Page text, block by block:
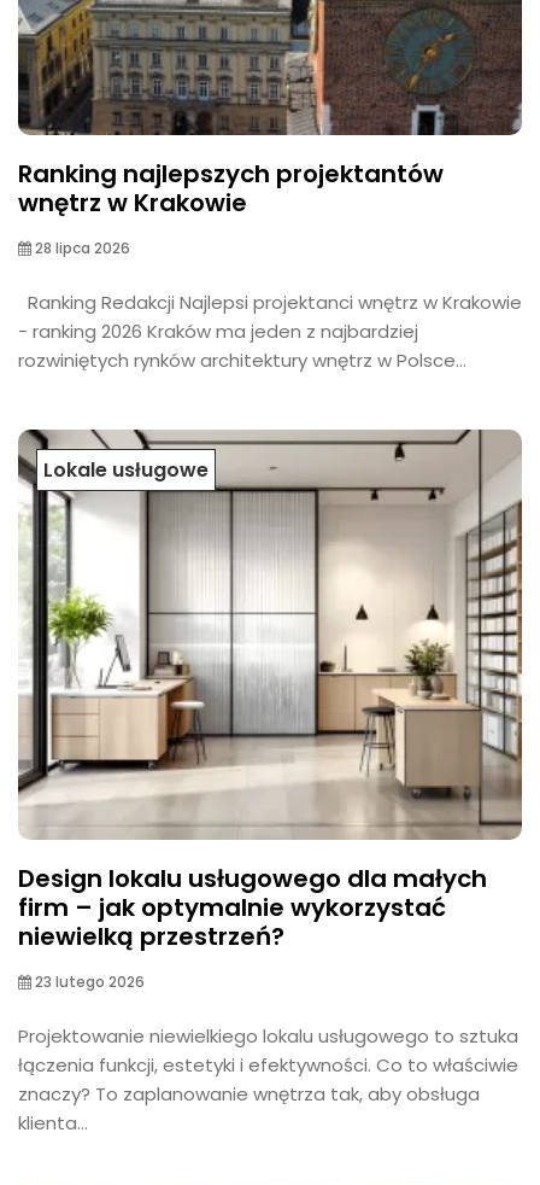
Ranking najlepszych projektantów
wnętrz w Krakowie
28 lipca 2026
Ranking Redakcji Najlepsi projektanci wnętrz w Krakowie
- ranking 2026 Kraków ma jeden z najbardziej
rozwiniętych rynków architektury wnętrz w Polsce...
Lokale usługowe
Design lokalu usługowego dla małych
firm – jak optymalnie wykorzystać
niewielką przestrzeń?
23 lutego 2026
Projektowanie niewielkiego lokalu usługowego to sztuka
łączenia funkcji, estetyki i efektywności. Co to właściwie
znaczy? To zaplanowanie wnętrza tak, aby obsługa
klienta...